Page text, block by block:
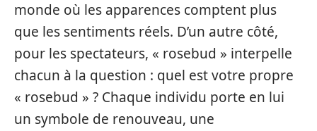
monde où les apparences comptent plus
que les sentiments réels. D’un autre côté,
pour les spectateurs, « rosebud » interpelle
chacun à la question : quel est votre propre
« rosebud » ? Chaque individu porte en lui
un symbole de renouveau, une